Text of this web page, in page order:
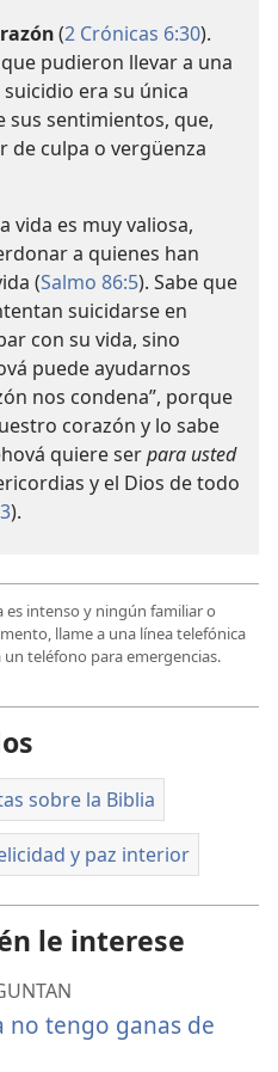
(2 Crónicas 6:30).
pudieron llevar a una
era su única
sus sentimientos, que,
de culpa o vergüenza
vida es muy valiosa,
a quienes han
(Salmo 86:5). Sabe que
suicidarse en
con su vida, sino
puede ayudarnos
nos condena”, porque
corazón y lo sabe
quiere serpara usted
y el Dios de todo
).
es intenso y ningún familiar o
llame a una línea telefónica
teléfono para emergencias.
sobre la Biblia
y paz interior
le interese
no tengo ganas de